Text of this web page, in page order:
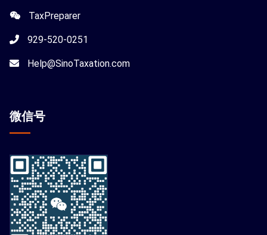
TaxPreparer
929-520-0251
Help@SinoTaxation.com
微信号